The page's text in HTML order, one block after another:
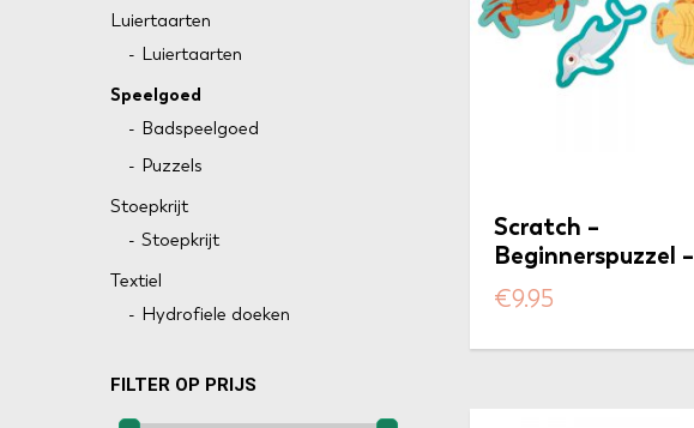
Luiertaarten
Luiertaarten
Speelgoed
Badspeelgoed
Puzzels
Stoepkrijt
Stoepkrijt
Textiel
Hydrofiele doeken
FILTER OP PRIJS
Scratch –
Beginnerspuzzel –
Oceaan
€9.95